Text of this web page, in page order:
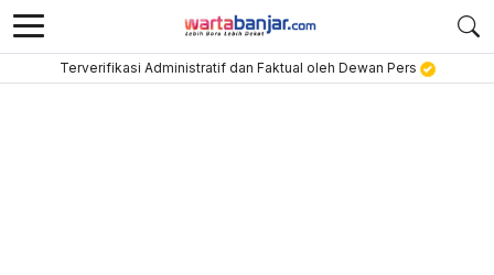
Terverifikasi Administratif dan Faktual oleh Dewan Pers